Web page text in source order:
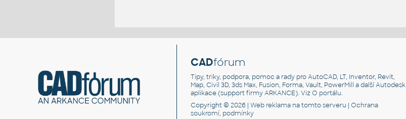
CADfórum
Tipy, triky, podpora, pomoc a rady pro AutoCAD, LT, Inventor, Revit,
Map, Civil 3D, 3ds Max, Fusion, Forma, Vault, PowerMill a další Autodesk
aplikace (support firmy ARKANCE). VizO portálu.
Copyright © 2026 |Web reklama na tomto serveru |Ochrana
soukromí, podmínky